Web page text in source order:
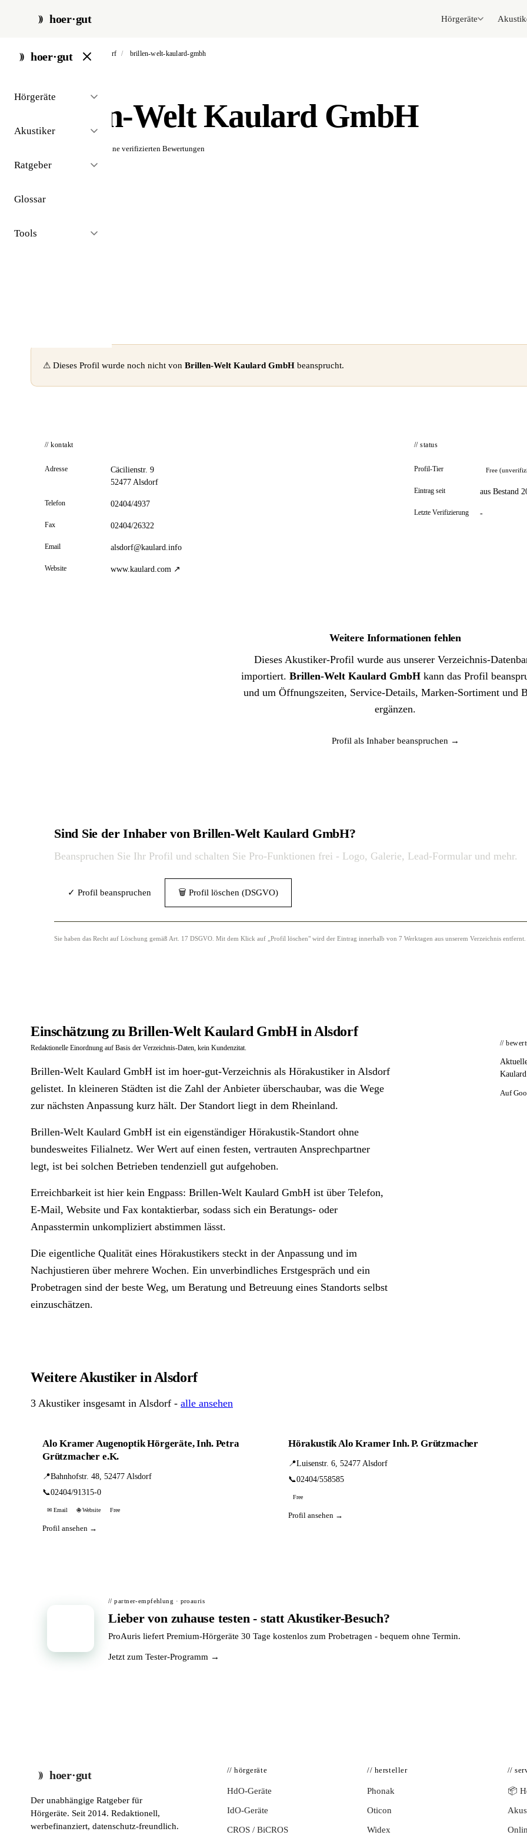
hoer·gut Hörgeräte
hoer·gut
Hörgeräte
Akustiker
Ratgeber
Glossar
Tools
start / akustiker / alsdorf / brillen-welt-kaulard-gmbh
Brillen-Welt Kaulard GmbH
Noch keine verifizierten Bewertungen
⚠ Dieses Profil wurde noch nicht von Brillen-Welt Kaulard GmbH beansprucht.
// kontakt
Adresse
Cäcilienstr. 9
52477 Alsdorf
Telefon 02404/4937
Fax 02404/26322
Email alsdorf@kaulard.info
Website www.kaulard.com ↗
// status
Profil-Tier Free
Eintrag seit aus Bestand
Letzte Verifizierung -
Weitere Informationen fehlen
Dieses Akustiker-Profil wurde aus unserer Verzeichnis-
importiert. Brillen-Welt Kaulard GmbH kann das Profil
und um Öffnungszeiten, Service-Details, Marken-Sortiment und
ergänzen.
Profil als Inhaber beanspruchen →
Sind Sie der Inhaber von Brillen-Welt Kaulard GmbH?
Beanspruchen Sie Ihr Profil und schalten Sie Pro-Funktionen frei - Logo, Galerie, Lead-Formular und mehr.
✓ Profil beanspruchen 🗑 Profil löschen (DSGVO)
Sie haben das Recht auf Löschung gemäß Art. 17 DSGVO. Mit dem Klick auf „Profil löschen" wird der Eintrag innerhalb von 7 Werktagen aus unserem Verzeichnis entfernt.
Einschätzung zu Brillen-Welt Kaulard GmbH in Alsdorf
Redaktionelle Einordnung auf Basis der Verzeichnis-Daten, kein Kundenzitat.
Brillen-Welt Kaulard GmbH ist im hoer-gut-Verzeichnis als Hörakustiker in Alsdorf
gelistet. In kleineren Städten ist die Zahl der Anbieter überschaubar, was die Wege
zur nächsten Anpassung kurz hält. Der Standort liegt in dem Rheinland.
Brillen-Welt Kaulard GmbH ist ein eigenständiger Hörakustik-Standort ohne
bundesweites Filialnetz. Wer Wert auf einen festen, vertrauten Ansprechpartner
legt, ist bei solchen Betrieben tendenziell gut aufgehoben.
Erreichbarkeit ist hier kein Engpass: Brillen-Welt Kaulard GmbH ist über Telefon,
E-Mail, Website und Fax kontaktierbar, sodass sich ein Beratungs- oder
Anpasstermin unkompliziert abstimmen lässt.
Die eigentliche Qualität eines Hörakustikers steckt in der Anpassung und im
Nachjustieren über mehrere Wochen. Ein unverbindliches Erstgespräch und ein
Probetragen sind der beste Weg, um Beratung und Betreuung eines Standorts selbst
einzuschätzen.
//
Auf
Weitere Akustiker in Alsdorf
3 Akustiker insgesamt in Alsdorf - alle ansehen
Alo Kramer Augenoptik Hörgeräte, Inh. Petra
Grützmacher e.K.
📍Bahnhofstr. 48, 52477 Alsdorf
📞02404/91315-0
✉ Email 🌐 Website Free
Profil ansehen →
Hörakustik Alo Kramer Inh. P. Grützmacher
📍Luisenstr. 6, 52477 Alsdorf
📞02404/558585
Free
Profil ansehen →
// partner-empfehlung · proauris
Lieber von zuhause testen - statt Akustiker-Besuch?
ProAuris liefert Premium-Hörgeräte 30 Tage kostenlos zum Probetragen - bequem ohne Termin.
Jetzt zum Tester-Programm →
hoer·gut
Der unabhängige Ratgeber für
Hörgeräte. Seit 2014. Redaktionell,
werbefinanziert, datenschutz-freundlich.
// hörgeräte
HdO-Geräte
IdO-Geräte
CROS / BiCROS
// hersteller
Phonak
Oticon
Widex
//
📦